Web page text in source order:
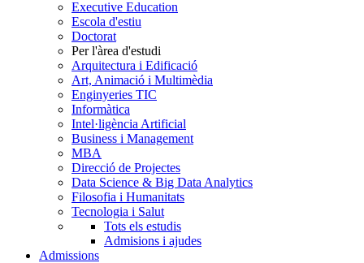
Executive Education
Escola d'estiu
Doctorat
Per l'àrea d'estudi
Arquitectura i Edificació
Art, Animació i Multimèdia
Enginyeries TIC
Informàtica
Intel·ligència Artificial
Business i Management
MBA
Direcció de Projectes
Data Science & Big Data Analytics
Filosofia i Humanitats
Tecnologia i Salut
Tots els estudis
Admisions i ajudes
Admissions